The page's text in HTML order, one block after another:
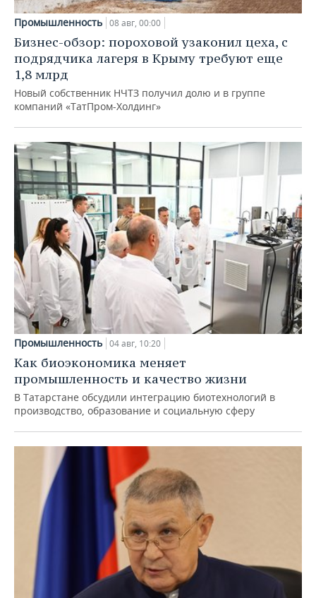
Промышленность 08 авг, 00:00
Бизнес-обзор: пороховой узаконил цеха, с
подрядчика лагеря в Крыму требуют еще
1,8 млрд
Новый собственник НЧТЗ получил долю и в группе
компаний «ТатПром-Холдинг»
Промышленность 04 авг, 10:20
Как биоэкономика меняет
промышленность и качество жизни
В Татарстане обсудили интеграцию биотехнологий в
производство, образование и социальную сферу